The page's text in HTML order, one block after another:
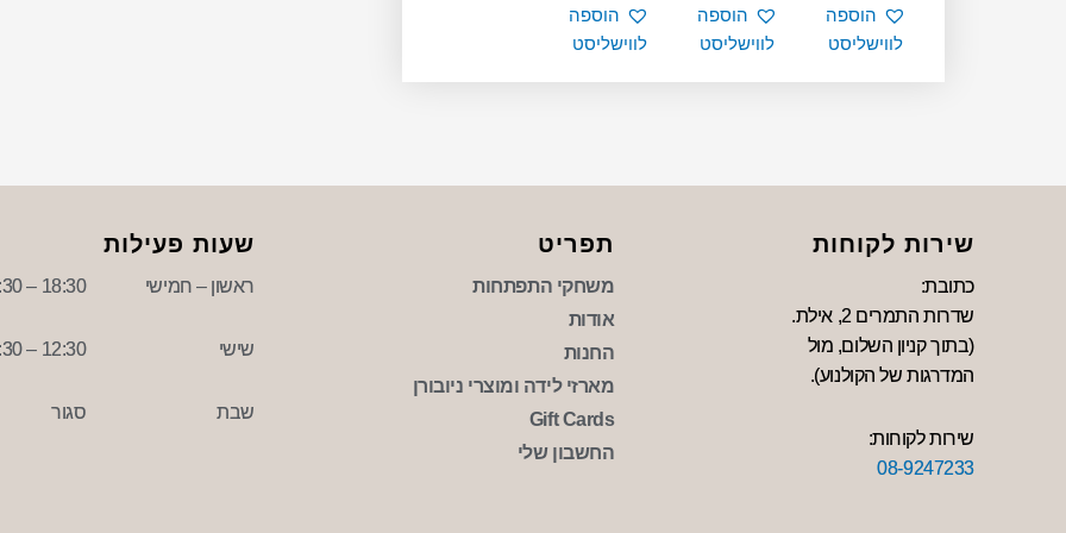
הוספה
לווישליסט
הוספה
לווישליסט
הוספה
לווישליסט
שירות לקוחות
כתובת:
שדרות התמרים 2, אילת.
(בתוך קניון השלום, מול
המדרגות של הקולנוע).
שירות לקוחות:
08-9247233
תפריט
משחקי התפתחות
אודות
החנות
מארזי לידה ומוצרי ניובורן
Gift Cards
החשבון שלי
שעות פעילות
ראשון – חמישי
שישי
שבת
18:30 – 09:30
12:30 – 09:30
סגור